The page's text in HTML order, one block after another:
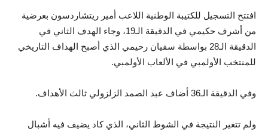
افتتح التسجيل للكتيبة الوطنية اللاعب أمير ريتشاردسون بعرضية
من أشرف حكيمي في الدقيقة الـ19، وجاء الهدف الثاني في
الدقيقة الـ28 بواسطة سفيان رحيمي الذي أصبح الهداف التاريخي
للمنتخب الأولمبي في الألعاب الأولمبي.
وفي الدقيقة الـ36 أضاف عبد الصمد الزلزولي ثالث الأهداف.
ولم تتغير النتيجة في الشوط الثاني، الذي كاد يضيف فيه أشبال